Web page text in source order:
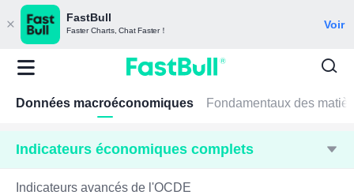
FastBull
Faster Charts, Chat Faster！ Voir
Données macroéconomiques Fondamentaux des
Indicateurs économiques complets
Indicateurs avancés de l'OCDE